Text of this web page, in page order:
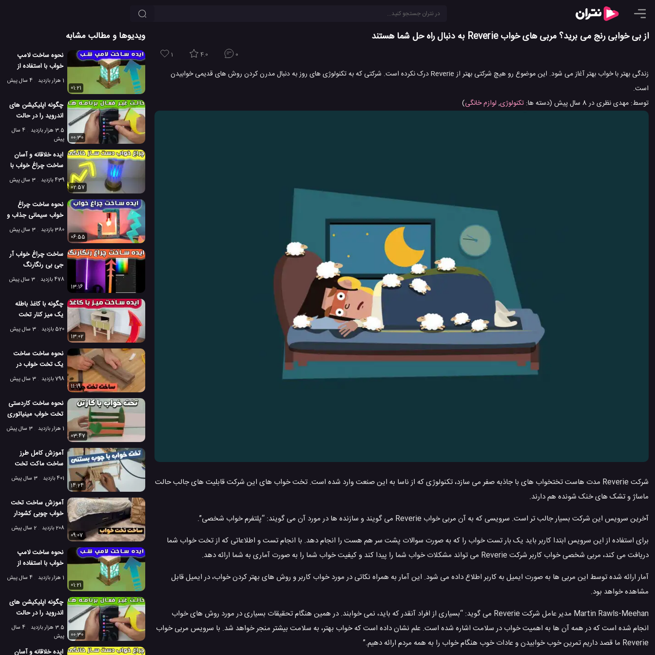
از بی خوابی رنج می برید؟ مربی های خواب Reverie به دنبال راه حل شما هستند
1 4.0 0
زندگی بهتر با خواب بهتر آغاز می شود. این موضوع رو هیچ شرکتی بهتر از Reverie درک نکرده است. شرکتی که به تکنولوژی های روز به دنبال مدرن کردن روش های قدیمی خوابیدن
است.
توسط: مهدی نظریدر8 سال پیش (دسته ها: تکنولوژی, لوازم خانگی)
شرکت Reverie مدت هاست تختخواب های با جاذبه صفر می سازد، تکنولوژی که از ناسا به این صنعت وارد شده است. تخت خواب های این شرکت قابلیت های جالب حالت
ماساژ و تشک های خنک شونده هم دارند.
آخرین سرویس این شرکت بسیار جالب تر است. سرویسی که به آن مربی خواب Reverie می گویند و سازنده ها در مورد آن می گویند: “پلتفرم خواب شخصی”.
برای استفاده از این سرویس ابتدا کاربر باید یک بار تست خواب را که به صورت سوالات پشت سر هم هست را انجام دهد. با انجام تست و اطلاعاتی که از تخت خواب شما
دریافت می کند، مربی شخصی خواب کاربر شرکت Reverie می تواند مشکلات خواب شما را پیدا کند و کیفیت خواب شما را به صورت آماری به شما ارائه دهد.
آمار ارائه شده توسط این مربی ها به صورت ایمیل به کاربر اطلاع داده می شود. این آمار به همراه نکاتی در مورد خواب کاربر و روش های بهتر کردن خواب، در ایمیل قابل
مشاهده خواهد بود.
Martin Rawls-Meehan مدیر عامل شرکت Reverie می گوید: “بسیاری از افراد آنقدر که باید، نمی خوابند. در همین هنگام تحقیقات بسیاری در مورد روش های خواب
انجام شده است که در همه آن ها به اهمیت خواب در سلامت اشاره شده است. علم نشان داده است که خواب بهتر، به سلامت بیشتر منجر خواهد شد. با سرویس مربی خواب
Reverie ما قصد داریم تمرین خوب خوابیدن و عادات خوب هنگام خواب را به همه مردم ارائه دهیم.”
ویدیوها و مطالب مشابه
نحوه ساخت لامپ
خواب با استفاده از
چوب بستنی1 هزار بازدید
4 سال پیش
01:21
چگونه اپلیکیشن های
اندروید را در حالت
خواب عمیق ببریم
3.5 هزار بازدید
4 سال
پیش
00:30
ایده خلاقانه و آسان
ساخت چراغ خواب با
لوله پی وی سی
439 بازدید
3 سال پیش
02:57
نحوه ساخت چراغ
خواب سیمانی جذاب و
شیک در خانه
380 بازدید
3 سال پیش
06:55
ساخت چراغ خواب آر
جی بی رنگارنگ
هوشمند برای دکور
478 بازدید
3 سال پیش
13:16
چگونه با کاغذ باطله
یک میز کنار تخت
خواب بسازیم؟
520 بازدید
3 سال پیش
13:02
نحوه ساخت ساخت
یک تخت خواب در
کارگاه نجاری
798 بازدید
3 سال پیش
11:19
نحوه ساخت کاردستی
تخت خواب مینیاتوری
با کارتن!1 هزار بازدید
3 سال پیش
03:47
آموزش کامل طرز
ساخت ماکت تخت
خواب با چوب بستنی!
401 بازدید
3 سال پیش
14:24
آموزش ساخت تخت
خواب چوبی کشودار
حرفه ای!
208 بازدید
2 سال پیش
09:07
نحوه ساخت لامپ
خواب با استفاده از
چوب بستنی1 هزار بازدید
4 سال پیش
01:21
چگونه اپلیکیشن های
اندروید را در حالت
خواب عمیق ببریم
3.5 هزار بازدید
4 سال
پیش
00:30
ایده خلاقانه و آسان